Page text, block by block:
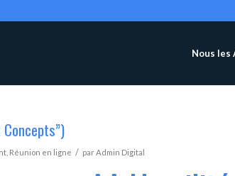
Nous les
Réunion en ligne / parAdmin Digital